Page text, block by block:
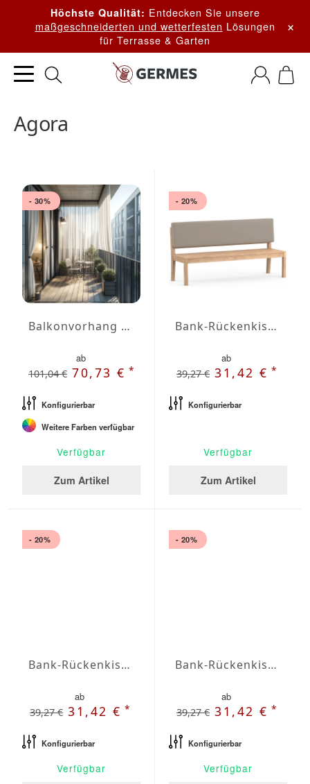
Höchste Qualität: Entdecken Sie unsere
maßgeschneiderten und wetterfesten Lösungen
für Terrasse & Garten
×
Agora
- 30%
Balkonvorhang nach Maß DEV
ab
101,04 € 70,73 €*
Konfigurierbar
Weitere Farben verfügbar
Verfügbar
Zum Artikel
- 20%
Bank-Rückenkissen Agora Plains Gris
ab
39,27 € 31,42 €*
Konfigurierbar
Verfügbar
Zum Artikel
- 20%
Bank-Rückenkissen Agora Plains Marfil
ab
39,27 € 31,42 €*
Konfigurierbar
Verfügbar
- 20%
Bank-Rückenkissen Agora Plains Mineral
ab
39,27 € 31,42 €*
Konfigurierbar
Verfügbar